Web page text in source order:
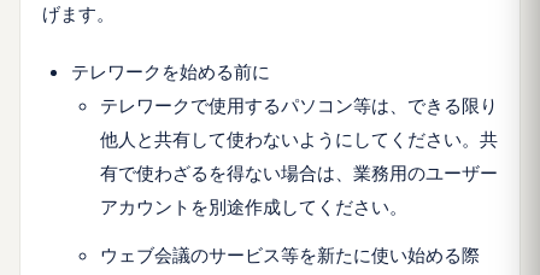
げます。
テレワークを始める前に
テレワークで使用するパソコン等は、できる限り
他人と共有して使わないようにしてください。共
有で使わざるを得ない場合は、業務用のユーザー
アカウントを別途作成してください。
ウェブ会議のサービス等を新たに使い始める際